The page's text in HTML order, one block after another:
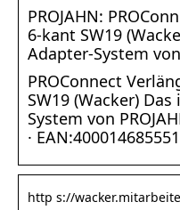
PROJAHN:
6-kant SW19
Adapter-System von
PROConnect
SW19 (Wacker)
System von
·
http s://